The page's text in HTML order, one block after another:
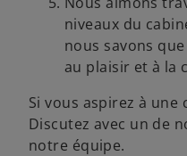
niveaux du
nous savons
au plaisir et à la
Si vous aspirez à
Discutez avec un de
notre équipe.